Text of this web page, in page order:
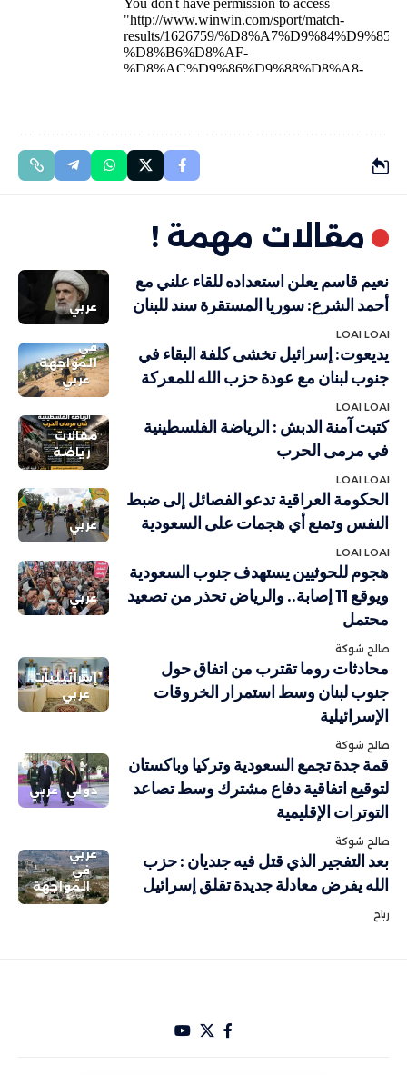
مقالات مهمة !
عربي
نعيم قاسم يعلن استعداده للقاء علني مع
أحمد الشرع: سوريا المستقرة سند للبنان
LOAI LOAI
في
المواجهة
عربي
يديعوت: إسرائيل تخشى كلفة البقاء في
جنوب لبنان مع عودة حزب الله للمعركة
LOAI LOAI
مقالات
رياضة
كتبت آمنة الدبش : الرياضة الفلسطينية
في مرمى الحرب
LOAI LOAI
عربي
الحكومة العراقية تدعو الفصائل إلى ضبط
النفس وتمنع أي هجمات على السعودية
LOAI LOAI
عربي
هجوم للحوثيين يستهدف جنوب السعودية
ويوقع 11 إصابة.. والرياض تحذر من تصعيد
محتمل
صالح شوكة
إسرائيليات
عربي
محادثات روما تقترب من اتفاق حول
جنوب لبنان وسط استمرار الخروقات
الإسرائيلية
صالح شوكة
دولي عربي
قمة جدة تجمع السعودية وتركيا وباكستان
لتوقيع اتفاقية دفاع مشترك وسط تصاعد
التوترات الإقليمية
صالح شوكة
عربي
في
المواجهة
بعد التفجير الذي قتل فيه جنديان : حزب
الله يفرض معادلة جديدة تقلق إسرائيل
رباح